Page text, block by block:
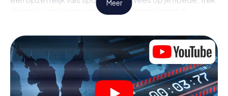
de juiste conclusies en vooral: vertrouw niemand!
je niet opgesloten in een kamer waaruit je jezelf binnen
een bepaald tijdvenster moet bevrijden. Met deze
speurtocht met een smartphone wordt heel Havelberg
jouw speelveld! De technische voorwaarden voor jouw
avontuur in Havelberg zijn een smartphone en toegang tot
het mobiel internet. Met één klik krijg jij toegang tot onze
Meer